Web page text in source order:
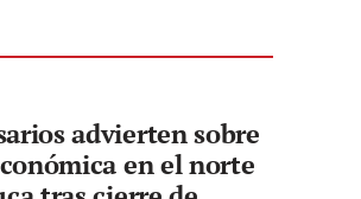
advierten sobre
en el norte